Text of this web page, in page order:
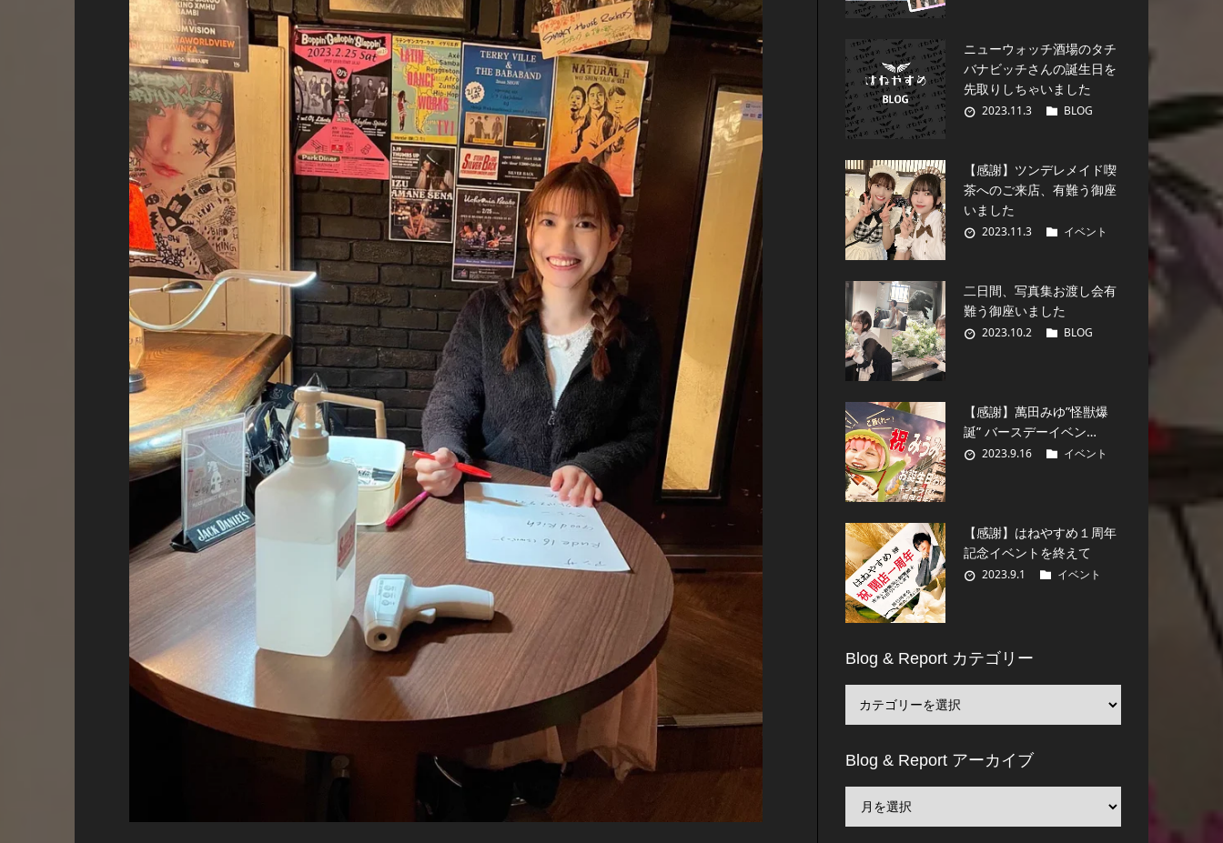
ニューウォッチ酒場のタチ
バナビッチさんの誕生日を
先取りしちゃいました
2023.11.3 BLOG
【感謝】ツンデレメイド喫
茶へのご来店、有難う御座
いました
2023.11.3 イベント
二日間、写真集お渡し会有
難う御座いました
2023.10.2 BLOG
【感謝】萬田みゆ”怪獣爆
誕” バースデーイベン…
2023.9.16 イベント
【感謝】はねやすめ１周年
記念イベントを終えて
2023.9.1 イベント
Blog & Report カテゴリー
Blog & Report アーカイブ